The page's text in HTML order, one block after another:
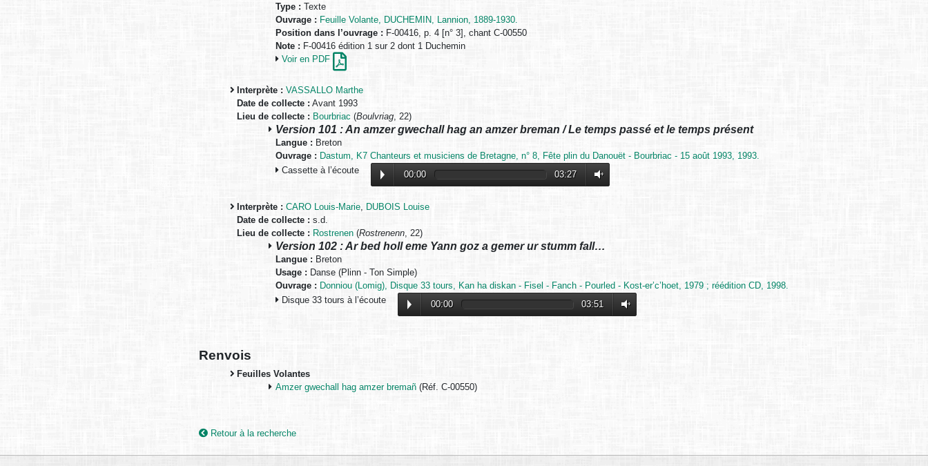
Type : Texte
Ouvrage : Feuille Volante, DUCHEMIN, Lannion, 1889-1930.
Position dans l’ouvrage : F-00416, p. 4 [n° 3], chant C-00550
Note :F-00416 édition 1 sur 2 dont 1 Duchemin
Voir en PDF
Interprète : VASSALLO Marthe
Date de collecte : Avant 1993
Lieu de collecte : Bourbriac (Boulvriag , 22)
Version 101 : An amzer gwechall hag an amzer breman / Le temps passé et le temps présent
Langue : Breton
Ouvrage : Dastum, K7 Chanteurs et musiciens de Bretagne, n° 8, Fête plin du Danouët - Bourbriac - 15 août 1993, 1993.
Cassette à l’écoute
00:00 03:27
Interprète : CARO Louis-Marie
DUBOIS Louise
Date de collecte : s.d.
Lieu de collecte : Rostrenen (Rostrenenn , 22)
Version 102 : Ar bed holl eme Yann goz a gemer ur stumm fall…
Langue : Breton
Usage : Danse (Plinn - Ton Simple)
Ouvrage : Donniou (Lomig), Disque 33 tours, Kan ha diskan - Fisel - Fanch - Pourled - Kost-er’c’hoet, 1979 ; réédition CD, 1998.
Disque 33 tours à l’écoute
00:00 03:51
Renvois
Feuilles Volantes
Amzer gwechall hag amzer bremañ(Réf. C-00550)
Retour à la recherche